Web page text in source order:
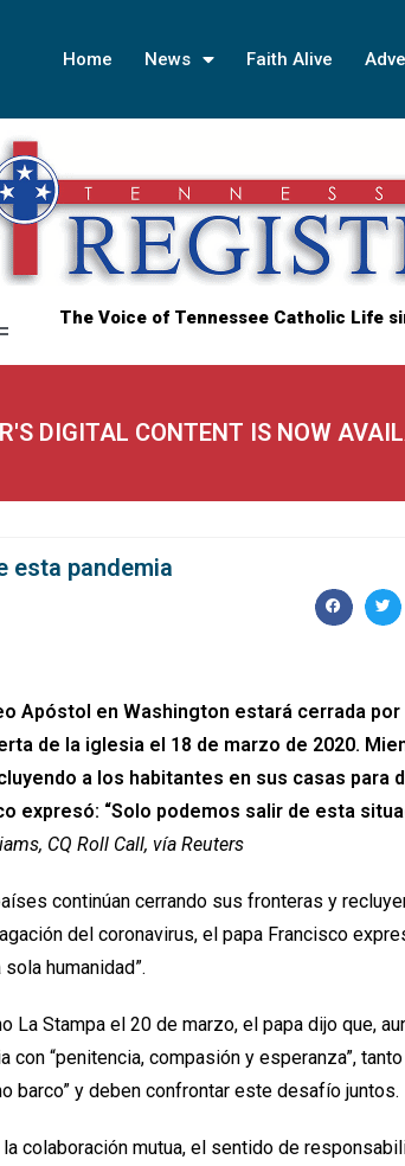
Home News Faith Alive
The Voice of Tennessee Catholic Life
DIGITAL CONTENT IS NOW
esta pandemia
Apóstol en Washington estará cerrada por
de la iglesia el 18 de marzo de 2020.
a los habitantes en sus casas para
expresó: “Solo podemos salir de esta
CQ Roll Call, vía Reuters
continúan cerrando sus fronteras y
del coronavirus, el papa Francisco
humanidad”.
La Stampa el 20 de marzo, el papa dijo que,
“penitencia, compasión y esperanza”, tanto
barco” y deben confrontar este desafío juntos.
colaboración mutua, el sentido de